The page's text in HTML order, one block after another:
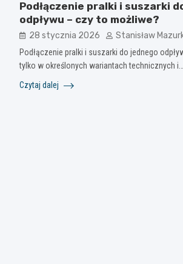
Podłączenie pralki i suszarki
odpływu – czy to możliwe?
28 stycznia 2026 Stanisław
Podłączenie pralki i suszarki do jednego
tylko w określonych wariantach technicznych i…
Czytaj dalej